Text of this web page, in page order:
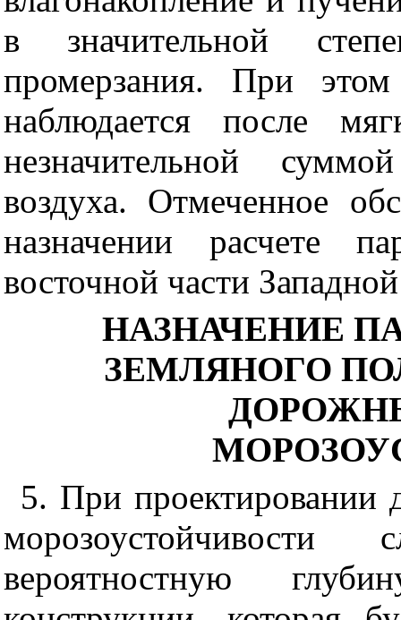
в значительной
промерзания. При этом
наблюдается после
незначительной
воздуха. Отмеченное
назначении расчете
восточной части
НАЗНАЧЕНИЕ
ЗЕМЛЯНОГО
5. При проектировании
вероятностную